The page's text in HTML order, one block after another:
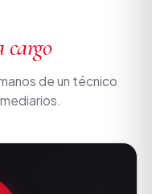
cargo
de un técnico